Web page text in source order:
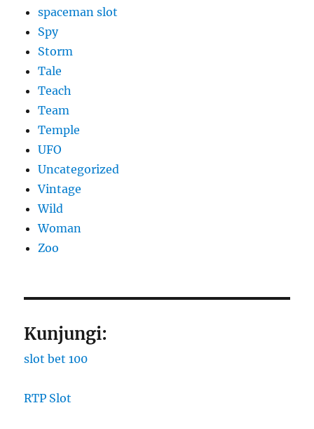
spaceman slot
Spy
Storm
Tale
Teach
Team
Temple
UFO
Uncategorized
Vintage
Wild
Woman
Zoo
Kunjungi:
slot bet 100
RTP Slot